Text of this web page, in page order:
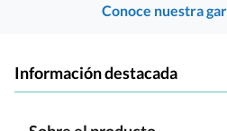
Conoce nuestra
Información destacada